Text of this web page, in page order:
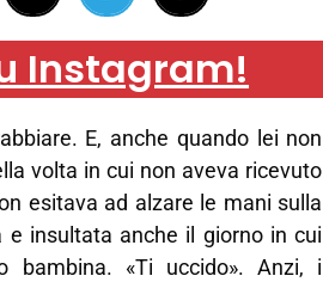
Instagram!
E, anche quando lei non
volta in cui non aveva ricevuto
esitava ad alzare le mani sulla
e insultata anche il giorno in cui
bambina. «Ti uccido». Anzi, i